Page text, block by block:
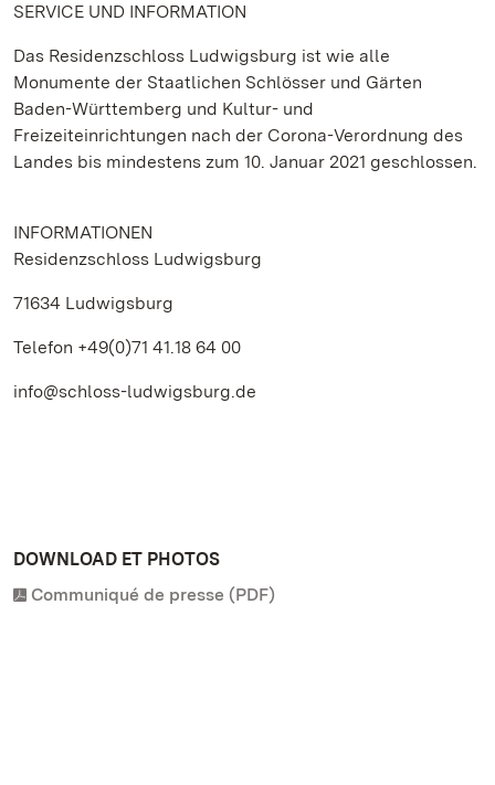
SERVICE UND INFORMATION
Das Residenzschloss Ludwigsburg ist wie alle
Monumente der Staatlichen Schlösser und Gärten
Baden-Württemberg und Kultur- und
Freizeiteinrichtungen nach der Corona-Verordnung des
Landes bis mindestens zum 10. Januar 2021 geschlossen.
INFORMATIONEN
Residenzschloss Ludwigsburg
71634 Ludwigsburg
Telefon +49(0)71 41.18 64 00
info@schloss-ludwigsburg.de
DOWNLOAD ET PHOTOS
Communiqué de presse (PDF)